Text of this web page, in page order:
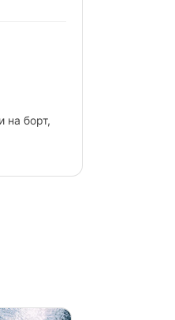
на борт,